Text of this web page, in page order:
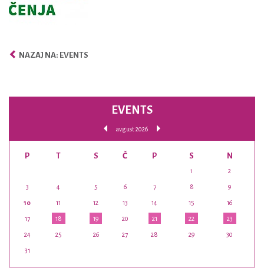
NAZAJ NA: EVENTS
EVENTS
avgust 2026
P T S Č P S N
1 2
3 4 5 6 7 8 9
10 11 12 13 14 15 16
17 18 19 20 21 22 23
24 25 26 27 28 29 30
31